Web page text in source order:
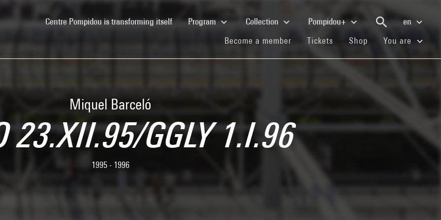
Centre Pompidou is transforming itself(current)Program Collection Pompidou+
en
Become a member (current)
Tickets (current)
Shop (current)You are
Miquel Barceló
23.XII.95/GGLY 1.I.96
1995 - 1996